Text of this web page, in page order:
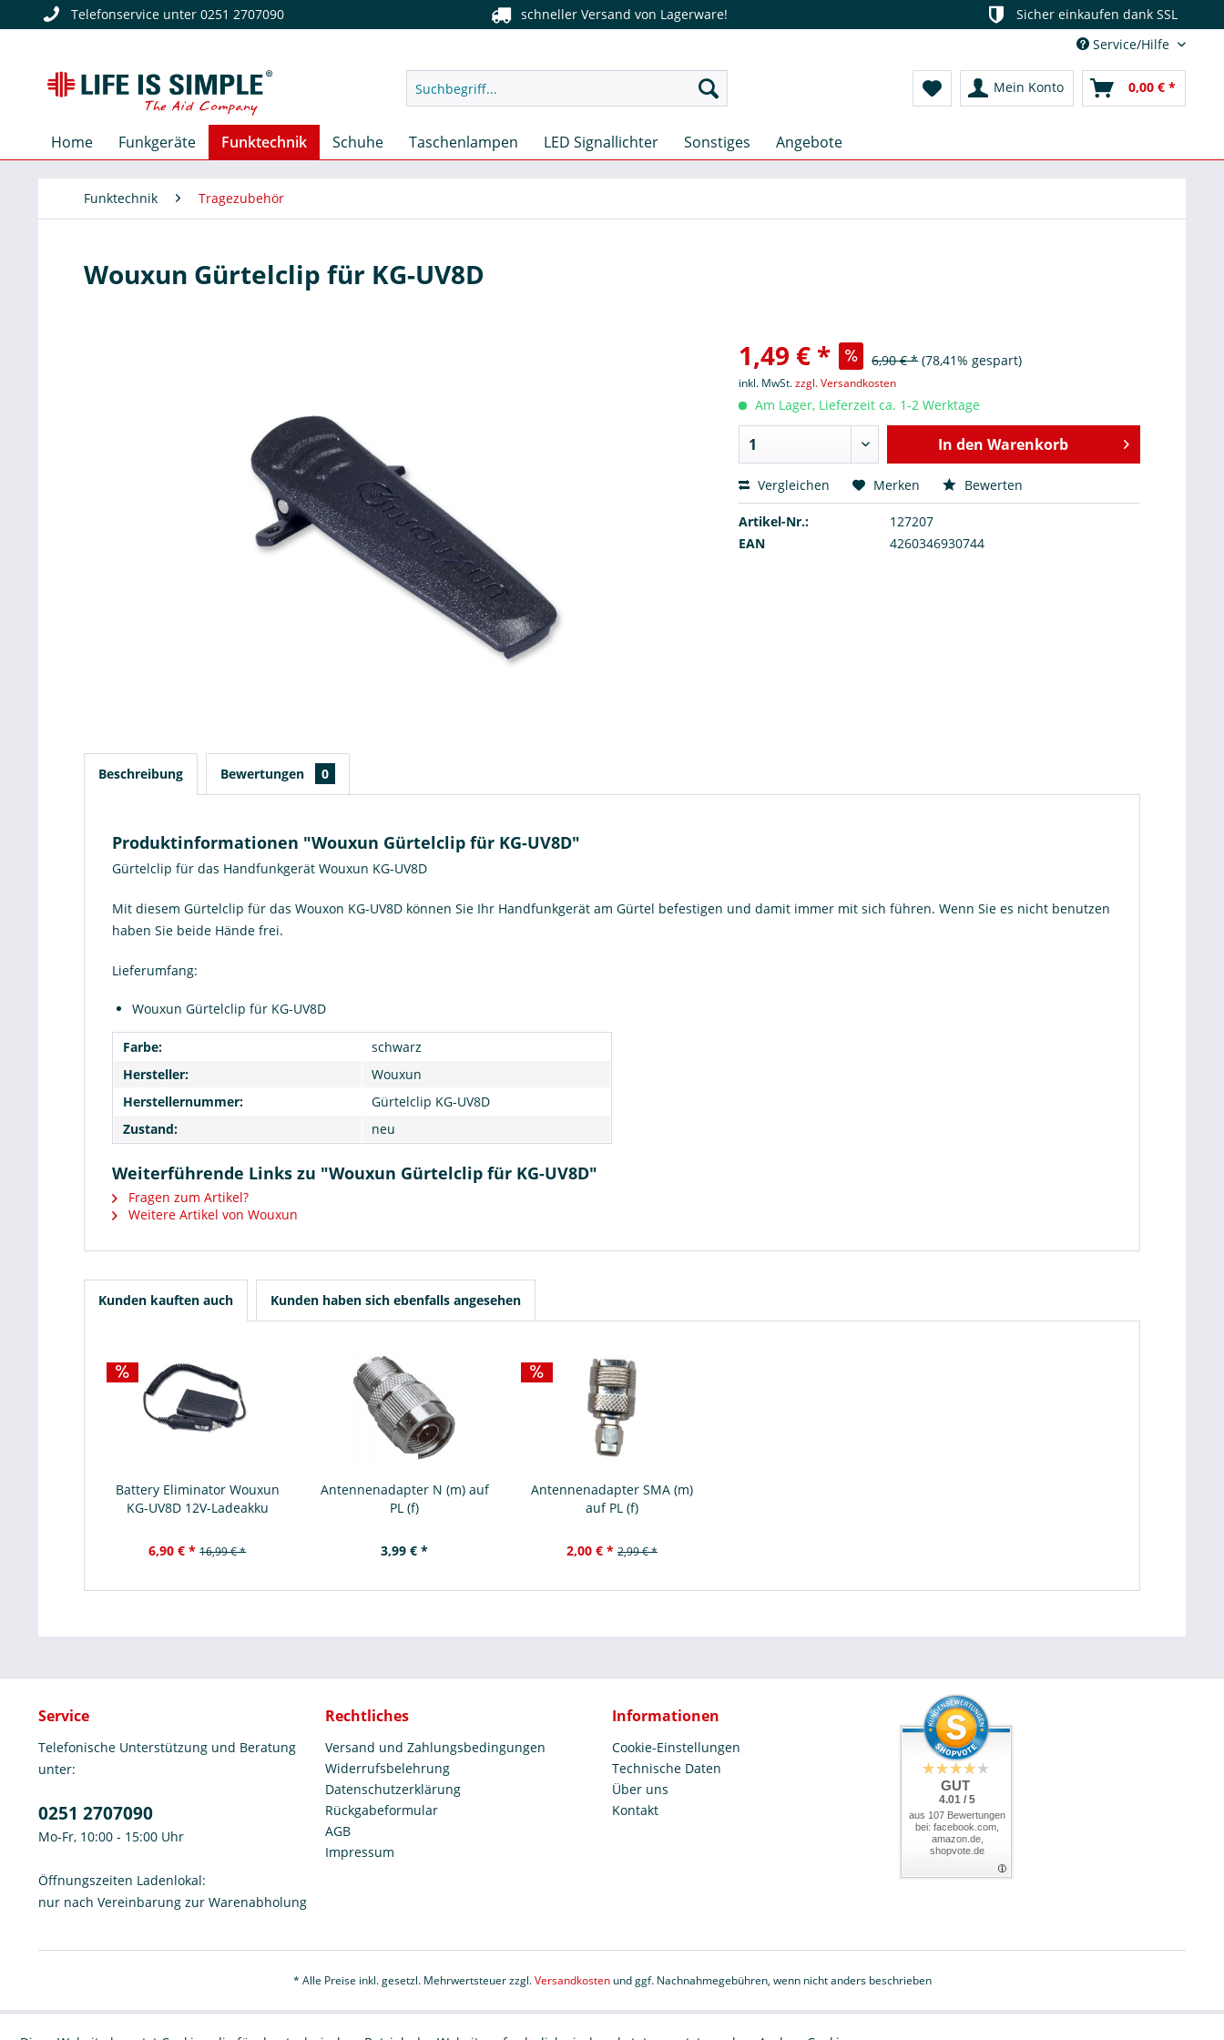
Telefonservice unter 0251 2707090 schneller Versand von Lagerware!
Sicher einkaufen dank SSL
Service/Hilfe
Mein Konto 0,00 € *
Home Funkgeräte Funktechnik Schuhe Taschenlampen LED Signallichter Sonstiges Angebote
Funktechnik Tragezubehör
Wouxun Gürtelclip für KG-UV8D
1,49 € * 6,90 € * (78,41% gespart)
inkl. MwSt.zzgl. Versandkosten
Am Lager, Lieferzeit ca. 1-2 Werktage
In den Warenkorb
Vergleichen Merken Bewerten
Artikel-Nr.:
127207
EAN
4260346930744
Beschreibung Bewertungen 0
Produktinformationen "Wouxun Gürtelclip für KG-UV8D"
Gürtelclip für das Handfunkgerät Wouxun KG-UV8D
Mit diesem Gürtelclip für das Wouxon KG-UV8D können Sie Ihr Handfunkgerät am Gürtel befestigen und damit immer mit sich führen. Wenn Sie es nicht benutzen
haben Sie beide Hände frei.
Lieferumfang:
Wouxun Gürtelclip für KG-UV8D
Farbe:
schwarz
Hersteller:
Wouxun
Herstellernummer:
Gürtelclip KG-UV8D
Zustand:
neu
Weiterführende Links zu "Wouxun Gürtelclip für KG-UV8D"
Fragen zum Artikel?
Weitere Artikel von Wouxun
Kunden kauften auch Kunden haben sich ebenfalls angesehen
Battery Eliminator Wouxun
KG-UV8D 12V-Ladeakku
6,90 € * 16,99 € *
Antennenadapter N (m) auf
PL (f)
3,99 € *
Antennenadapter SMA (m)
auf PL (f)
2,00 € * 2,99 € *
Service
Telefonische Unterstützung und Beratung
unter:
0251 2707090
Mo-Fr, 10:00 - 15:00 Uhr
Öffnungszeiten Ladenlokal:
nur nach Vereinbarung zur Warenabholung
Rechtliches
Versand und Zahlungsbedingungen
Widerrufsbelehrung
Datenschutzerklärung
Rückgabeformular
AGB
Impressum
Informationen
Cookie-Einstellungen
Technische Daten
Über uns
Kontakt
GUT
4.01 / 5
aus 107 Bewertungen
bei: facebook.com,
amazon.de,
shopvote.de
* Alle Preise inkl. gesetzl. Mehrwertsteuer zzgl.Versandkostenund ggf. Nachnahmegebühren, wenn nicht anders beschrieben